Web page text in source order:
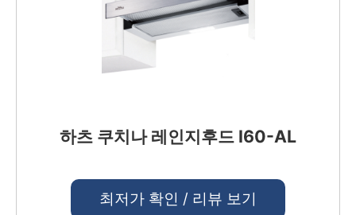
하츠 쿠치나 레인지후드 I60-AL
최저가 확인 / 리뷰 보기